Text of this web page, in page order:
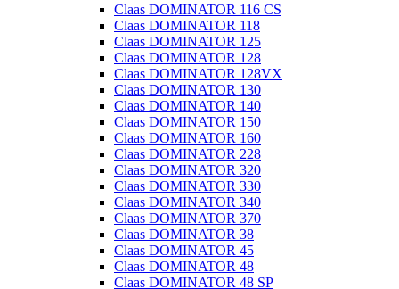
Claas DOMINATOR 116 CS
Claas DOMINATOR 118
Claas DOMINATOR 125
Claas DOMINATOR 128
Claas DOMINATOR 128VX
Claas DOMINATOR 130
Claas DOMINATOR 140
Claas DOMINATOR 150
Claas DOMINATOR 160
Claas DOMINATOR 228
Claas DOMINATOR 320
Claas DOMINATOR 330
Claas DOMINATOR 340
Claas DOMINATOR 370
Claas DOMINATOR 38
Claas DOMINATOR 45
Claas DOMINATOR 48
Claas DOMINATOR 48 SP